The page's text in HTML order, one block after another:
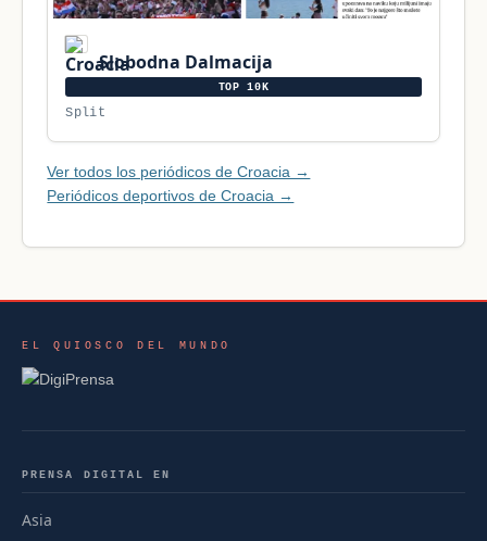
Slobodna Dalmacija
TOP 10K
Split
Ver todos los periódicos de Croacia →
Periódicos deportivos de Croacia →
EL QUIOSCO DEL MUNDO
PRENSA DIGITAL EN
Asia